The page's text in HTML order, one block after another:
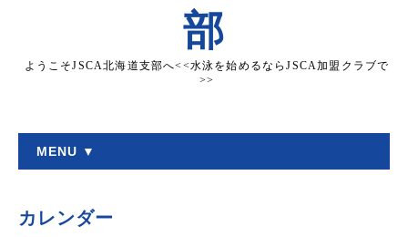
部
ようこそJSCA北海道支部へ<<水泳を始めるならJSCA加盟クラブで
>>
MENU ▼
カレンダー